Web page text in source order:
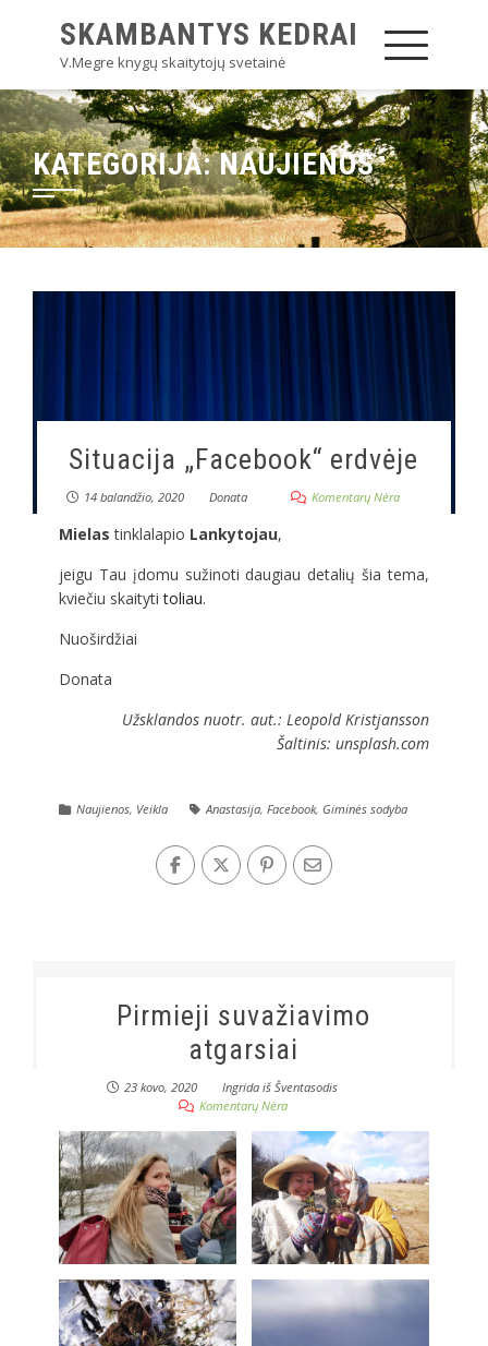
SKAMBANTYS KEDRAI
V.Megre knygų skaitytojų svetainė
KATEGORIJA:NAUJIENOS
Situacija „Facebook“ erdvėje
14 balandžio, 2020 Donata Komentarų Nėra
Mielas tinklalapio Lankytojau,
jeigu Tau įdomu sužinoti daugiau detalių šia tema,
kviečiu skaitytitoliau.
Nuoširdžiai
Donata
Užsklandos nuotr. aut.: Leopold Kristjansson
Šaltinis: unsplash.com
Naujienos, Veikla Anastasija, Facebook, Giminės sodyba
Pirmieji suvažiavimo
atgarsiai
23 kovo, 2020
Ingrida iš Šventasodis
Komentarų Nėra